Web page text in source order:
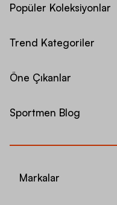
Popüler Koleksiyonlar
Trend Kategoriler
Öne Çıkanlar
Sportmen Blog
Markalar